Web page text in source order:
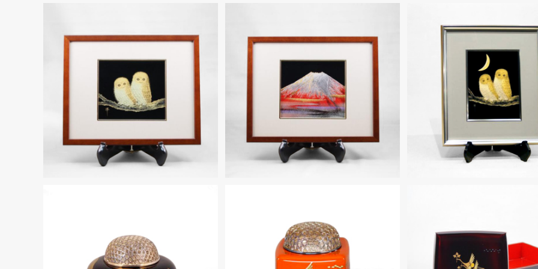
輪島塗 一号パネル「梟」沈金
¥60,500
輪島塗 一号パネル「赤富士」沈金
¥60,500
輪島塗 三号パネル「梟
¥143,000
輪島塗香炉 三ッ足(小)黒呂色「遠山
輪島塗香炉 四角(小)洗朱呂色「鶴」
SOLD OUT